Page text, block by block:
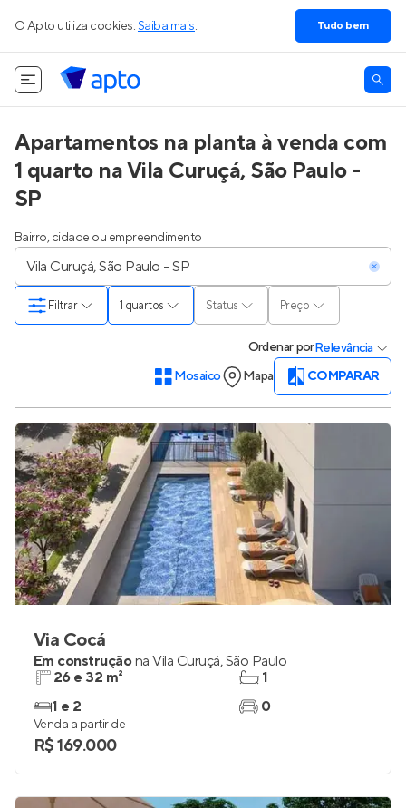
O Apto utiliza cookies. Saiba mais. Tudo bem
Apartamentos na planta à venda com
1 quarto na Vila Curuçá, São Paulo -
SP
Bairro, cidade ou empreendimento
1 quartos Status Preço
Filtrar
OrdenarporRelevância
Mosaico
Mapa COMPARAR
Via Cocá
Em construçãona Vila Curuçá,São Paulo
26 e 32 m²
1 e 2
1
0
Venda a partir de
R$ 169.000